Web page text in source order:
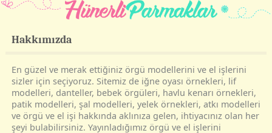
Hakkımızda
En güzel ve merak ettiğiniz örgü modellerini ve el işlerini
sizler için seçiyoruz. Sitemiz de iğne oyası örnekleri, lif
modelleri, danteller, bebek örgüleri, havlu kenarı örnekleri,
patik modelleri, şal modelleri, yelek örnekleri, atkı modelleri
ve örgü ve el işi hakkında aklınıza gelen, ihtiyacınız olan her
şeyi bulabilirsiniz. Yayınladığımız örgü ve el işlerini